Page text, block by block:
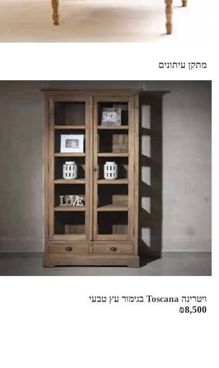
מתקן עיתונים
ויטרינה Toscana בגימור עץ טבעי
₪8,500